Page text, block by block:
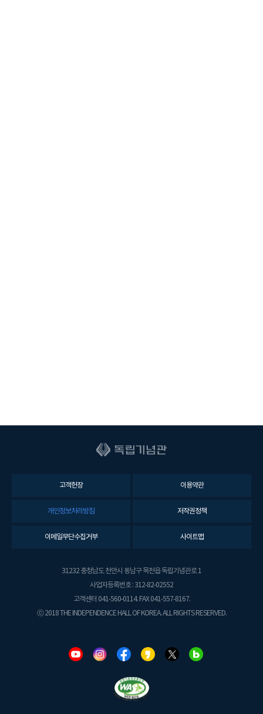
고객헌장 이용약관
개인정보처리방침 저작권정책
이메일무단수집거부 사이트맵
31232 충청남도 천안시 동남구 목천읍 독립기념관로 1
사업자등록번호 : 312-82-02552
고객센터 041-560-0114. FAX 041-557-8167.
ⓒ 2018 THE INDEPENDENCE HALL OF KOREA. ALL RIGHTS RESERVED.